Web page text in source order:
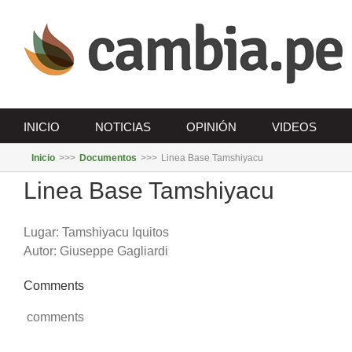
contenido
INICIO NOTICIAS OPINIÓN VIDEOS
Inicio >>> Documentos >>> Linea Base Tamshiyacu
Linea Base Tamshiyacu
Lugar: Tamshiyacu Iquitos
Autor: Giuseppe Gagliardi
Comments
comments